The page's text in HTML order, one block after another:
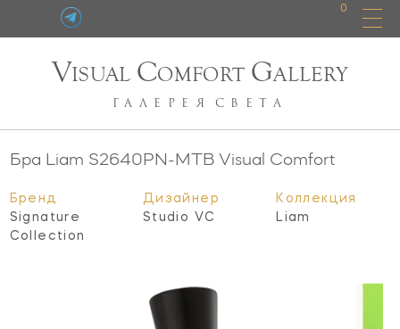
0
VISUAL COMFORT GALLERY
ГАЛЕРЕЯ СВЕТА
Бра Liam S2640PN-MTBVisual Comfort
Бренд
Signature
Collection
Дизайнер
Studio VC
Коллекция
Liam